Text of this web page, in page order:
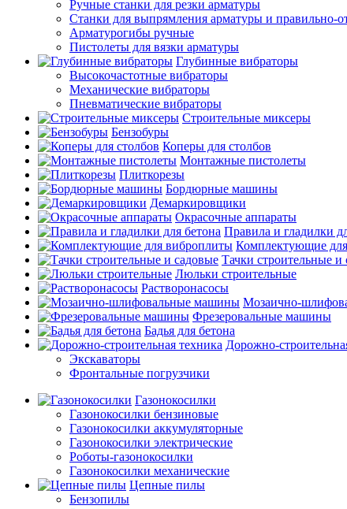
Ручные станки для резки арматуры
Станки для выпрямления арматуры и правильно-
Арматурогибы ручные
Пистолеты для вязки арматуры
Глубинные вибраторы
Высокочастотные вибраторы
Механические вибраторы
Пневматические вибраторы
Строительные миксеры
Бензобуры
Коперы для столбов
Монтажные пистолеты
Плиткорезы
Бордюрные машины
Демаркировщики
Окрасочные аппараты
Правила и гладилки
Комплектующие
Тачки строительные и
Люльки строительные
Растворонасосы
Мозаично-
Фрезеровальные машины
Бадья для бетона
Дорожно-
Экскаваторы
Фронтальные погрузчики
Газонокосилки
Газонокосилки бензиновые
Газонокосилки аккумуляторные
Газонокосилки электрические
Роботы-газонокосилки
Газонокосилки механические
Цепные пилы
Бензопилы